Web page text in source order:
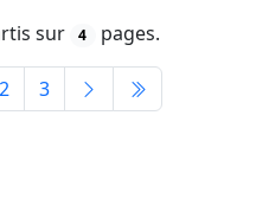
sur 4 pages.
2 3